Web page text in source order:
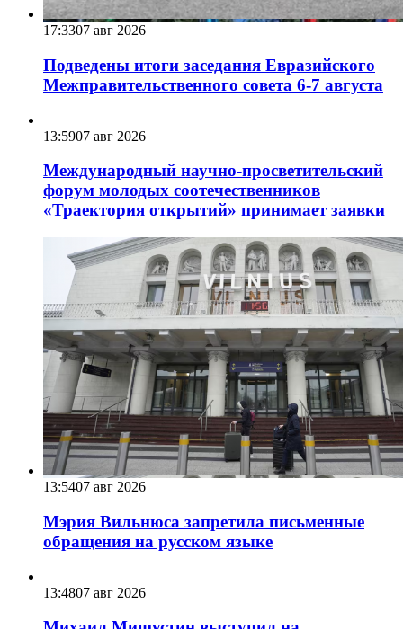
17:3307 авг 2026
Подведены итоги заседания Евразийского
Межправительственного совета 6-7 августа
13:5907 авг 2026
Международный научно-просветительский
форум молодых соотечественников
«Траектория открытий» принимает заявки
13:5407 авг 2026
Мэрия Вильнюса запретила письменные
обращения на русском языке
13:4807 авг 2026